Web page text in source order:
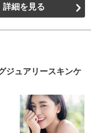
詳細を見る
ジュアリースキンケ